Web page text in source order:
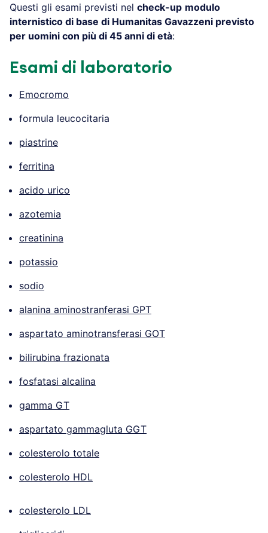
Questi gli esami previsti nel check-up modulo
internistico di base di Humanitas Gavazzeni previsto
per uomini con più di 45 anni di età:
Esami di laboratorio
Emocromo
formula leucocitaria
piastrine
ferritina
acido urico
azotemia
creatinina
potassio
sodio
alanina aminostranferasi GPT
aspartato aminotransferasi GOT
bilirubina frazionata
fosfatasi alcalina
gamma GT
aspartato gammagluta GGT
colesterolo totale
colesterolo HDL
colesterolo LDL